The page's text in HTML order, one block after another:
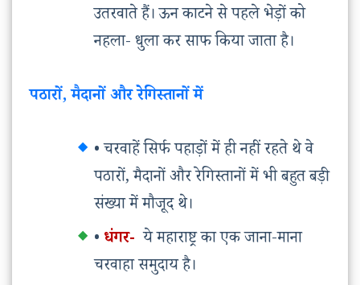
उतरवाते हैं। ऊन काटने से पहले भेड़ों को
नहला- धुला कर साफ किया जाता है।
पठारों, मैदानों और रेगिस्तानों में
• चरवाहें सिर्फ पहाड़ों में ही नहीं रहते थे वे
पठारों, मैदानों और रेगिस्तानों में भी बहुत बड़ी
संख्या में मौजूद थे।
• धंगर- ये महाराष्ट्र का एक जाना-माना
चरवाहा समुदाय है।